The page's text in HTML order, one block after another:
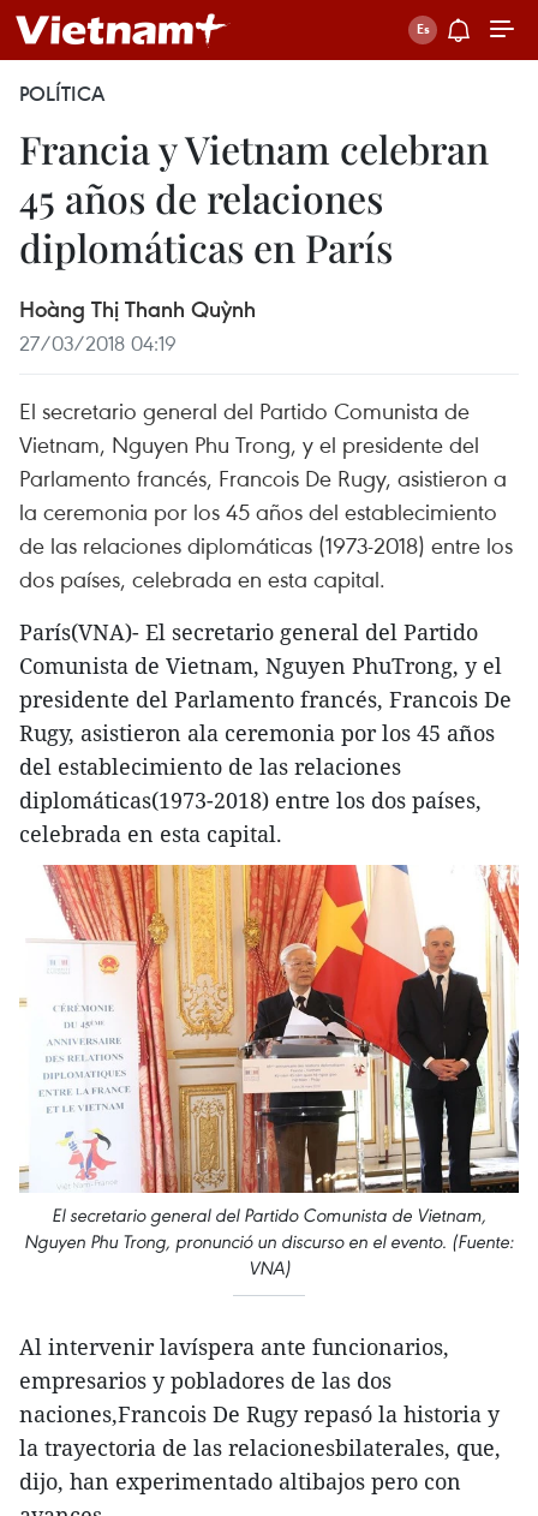
POLÍTICA
Francia y Vietnam celebran
45 años de relaciones
diplomáticas en París
Hoàng Thị Thanh Quỳnh
27/03/2018 04:19
El secretario general del Partido Comunista de
Vietnam, Nguyen Phu Trong, y el presidente del
Parlamento francés, Francois De Rugy, asistieron a
la ceremonia por los 45 años del establecimiento
de las relaciones diplomáticas (1973-2018) entre los
dos países, celebrada en esta capital.
París(VNA)- El secretario general del Partido
Comunista de Vietnam, Nguyen PhuTrong, y el
presidente del Parlamento francés, Francois De
Rugy, asistieron ala ceremonia por los 45 años
del establecimiento de las relaciones
diplomáticas(1973-2018) entre los dos países,
celebrada en esta capital.
El secretario general del Partido Comunista de Vietnam,
Nguyen Phu Trong, pronunció un discurso en el evento. (Fuente:
VNA)
Al intervenir lavíspera ante funcionarios,
empresarios y pobladores de las dos
naciones,Francois De Rugy repasó la historia y
la trayectoria de las relacionesbilaterales, que,
dijo, han experimentado altibajos pero con